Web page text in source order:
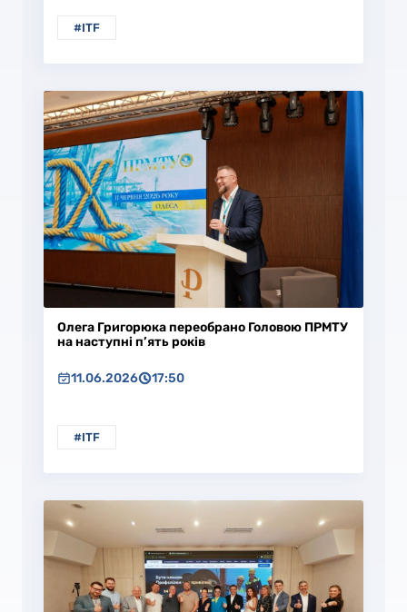
#ITF
Олега Григорюка переобрано Головою ПРМТУ
на наступні п’ять років
11.06.2026 17:50
#ITF